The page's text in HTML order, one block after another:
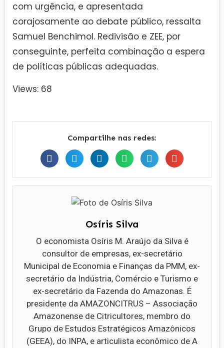
com urgência, e apresentada
corajosamente ao debate público, ressalta
Samuel Benchimol. Redivisão e ZEE, por
conseguinte, perfeita combinação a espera
de políticas públicas adequadas.
Views: 68
Compartilhe nas redes:
Osíris Silva
O economista Osíris M. Araújo da Silva é
consultor de empresas, ex-secretário
Municipal de Economia e Finanças da PMM, ex-
secretário da Indústria, Comércio e Turismo e
ex-secretário da Fazenda do Amazonas. É
presidente da AMAZONCITRUS – Associação
Amazonense de Citricultores, membro do
Grupo de Estudos Estratégicos Amazônicos
(GEEA), do INPA, e articulista econômico de A